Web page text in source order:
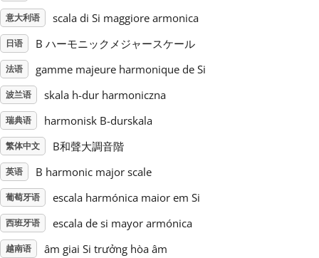
Svenska
Українська
简体中文
意大利语 scala di Si maggiore armonica
日语 B ハーモニックメジャースケール
法语 gamme majeure harmonique de Si
波兰语 skala h-dur harmoniczna
瑞典语 harmonisk B-durskala
繁体中文 B和聲大調音階
英语 B harmonic major scale
葡萄牙语 escala harmónica maior em Si
西班牙语 escala de si mayor armónica
越南语 âm giai Si trưởng hòa âm